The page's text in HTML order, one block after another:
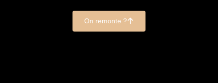
On remonte ?􀄨